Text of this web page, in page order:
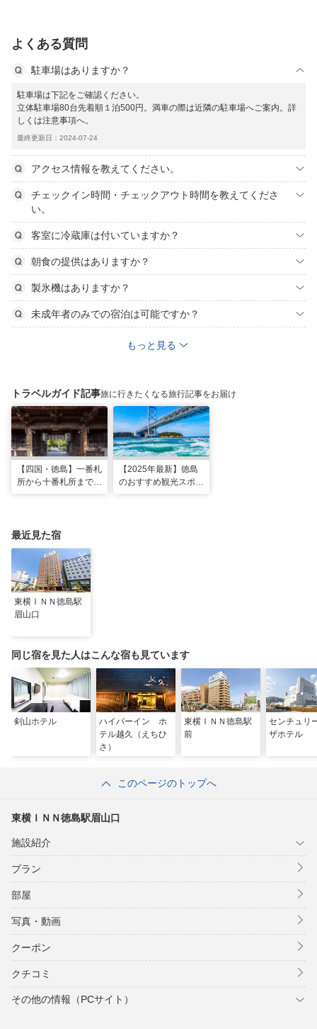
よくある質問
駐車場はありますか？
駐車場は下記をご確認ください。
立体駐車場80台先着順１泊500円。満車の際は近隣の駐車場へご案内。詳
しくは注意事項へ。
最終更新日：2024-07-24
アクセス情報を教えてください。
チェックイン時間・チェックアウト時間を教えてくださ
い。
客室に冷蔵庫は付いていますか？
朝食の提供はありますか？
製氷機はありますか？
未成年者のみでの宿泊は可能ですか？
もっと見る
トラベルガイド記事旅に行きたくなる旅行記事をお届け
【四国・徳島】一番札
所から十番札所まで。
【2025年最新】徳島
のおすすめ観光スポッ
最近見た宿
東横ＩＮＮ徳島駅
眉山口
同じ宿を見た人はこんな宿も見ています
剣山ホテル
ハイパーイン ホ
テル越久（えちひ
さ）
東横ＩＮＮ徳島駅
前
センチュリ
ザホテル
このページのトップへ
東横ＩＮＮ徳島駅眉山口
施設紹介
プラン
部屋
写真・動画
クーポン
クチコミ
その他の情報（PCサイト）